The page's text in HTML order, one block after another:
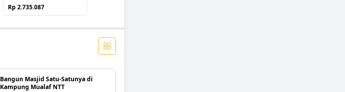
Rp 2.735.087
Bangun Masjid Satu-Satunya di
Kampung Mualaf NTT